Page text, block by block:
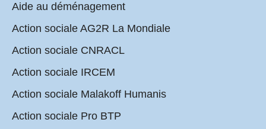
Aide au déménagement
Action sociale AG2R La Mondiale
Action sociale CNRACL
Action sociale IRCEM
Action sociale Malakoff Humanis
Action sociale Pro BTP